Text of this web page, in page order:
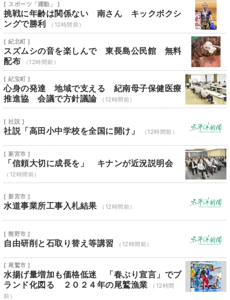
[ スポーツ「躍動」 ]
挑戦に年齢は関係ない 南さん キックボクシ
ングで勝利
（12時間前）
[ 紀北町 ]
スズムシの音を楽しんで 東長島公民館 無料
配布
（12時間前）
[ 紀宝町 ]
心身の発達 地域で支える 紀南母子保健医療
推進協 会議で方針議論
（12時間前）
[ 社説 ]
社説「高田小中学校を全国に開け」 （12時間前）
[ 新宮市 ]
「信頼大切に成長を」 キナンが近況説明会
（12時間前）
[ 新宮市 ]
水道事業所工事入札結果 （12時間前）
[ 熊野市 ]
自由研削と石取り替え等講習 （12時間前）
[ 尾鷲市 ]
水揚げ量増加も価格低迷 「春ぶり宣言」でブ
ランド化図る ２０２４年の尾鷲漁業
（12時間
前）